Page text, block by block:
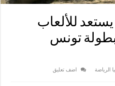
للألعاب
2026 ببطولة تونس
الرياضة
اضف تعليق